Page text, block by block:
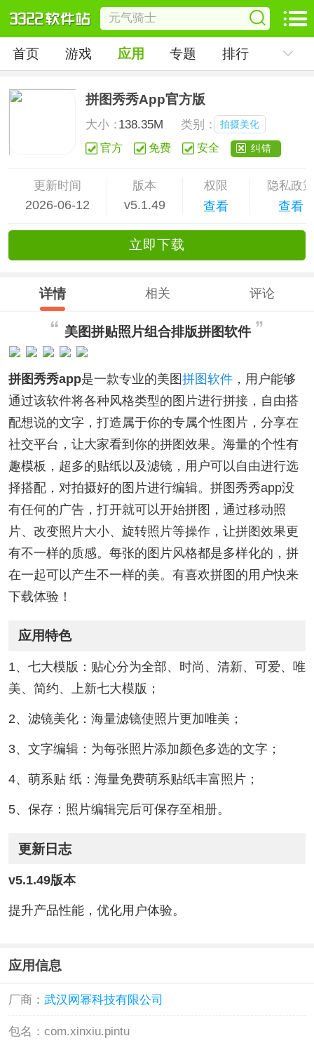
首页 游戏 应用 专题 排行
拼图秀秀App官方版
大小：138.35M 类别： 拍摄美化
官方 免费 安全 纠错
更新时间
2026-06-12
版本
v5.1.49
权限
查看
隐私政
查看
立即下载
详情 相关 评论
美图拼贴照片组合排版拼图软件
拼图秀秀app是一款专业的美图拼图软件，用户能够
通过该软件将各种风格类型的图片进行拼接，自由搭
配想说的文字，打造属于你的专属个性图片，分享在
社交平台，让大家看到你的拼图效果。海量的个性有
趣模板，超多的贴纸以及滤镜，用户可以自由进行选
择搭配，对拍摄好的图片进行编辑。拼图秀秀app没
有任何的广告，打开就可以开始拼图，通过移动照
片、改变照片大小、旋转照片等操作，让拼图效果更
有不一样的质感。每张的图片风格都是多样化的，拼
在一起可以产生不一样的美。有喜欢拼图的用户快来
下载体验！
应用特色
1、七大模版：贴心分为全部、时尚、清新、可爱、唯
美、简约、上新七大模版；
2、滤镜美化：海量滤镜使照片更加唯美；
3、文字编辑：为每张照片添加颜色多选的文字；
4、萌系贴 纸：海量免费萌系贴纸丰富照片；
5、保存：照片编辑完后可保存至相册。
更新日志
v5.1.49版本
提升产品性能，优化用户体验。
应用信息
厂商： 武汉网幂科技有限公司
包名： com.xinxiu.pintu